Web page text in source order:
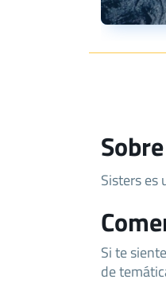
Sisters es
Si te
de